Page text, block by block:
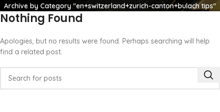
Archive by Category "en+switzerland+zurich-canton+bulach tips"
Nothing Found
Apologies, but no results were found. Perhaps searching will help
find a related post.